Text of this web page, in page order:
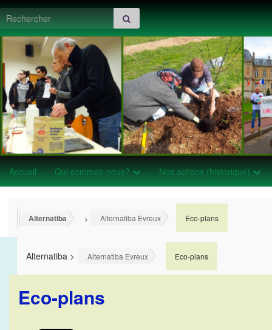
Search for:
Accueil Qui sommes-nous? Nos actions (historique)
Alternatiba > Alternatiba Evreux Eco-plans
Alternatiba > Alternatiba Evreux Eco-plans
Eco-plans